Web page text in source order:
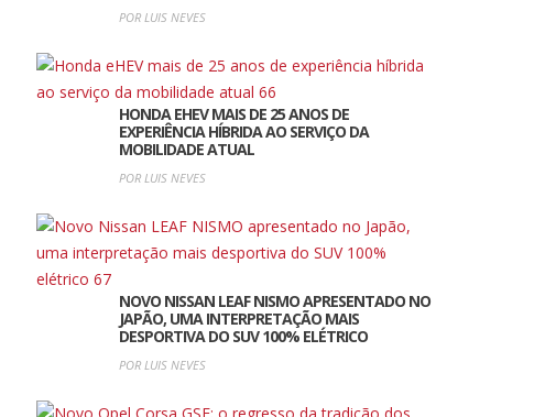
POR LUIS NEVES
HONDA EHEV MAIS DE 25 ANOS DE
EXPERIÊNCIA HÍBRIDA AO SERVIÇO DA
MOBILIDADE ATUAL
POR LUIS NEVES
NOVO NISSAN LEAF NISMO APRESENTADO NO
JAPÃO, UMA INTERPRETAÇÃO MAIS
DESPORTIVA DO SUV 100% ELÉTRICO
POR LUIS NEVES